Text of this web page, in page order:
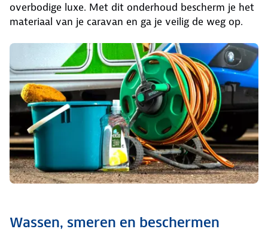
overbodige luxe. Met dit onderhoud bescherm je het
materiaal van je caravan en ga je veilig de weg op.
Wassen, smeren en beschermen